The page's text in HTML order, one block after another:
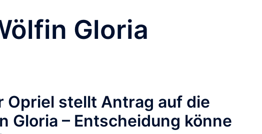
Gloria
Opriel stellt Antrag auf die
Gloria – Entscheidung könne